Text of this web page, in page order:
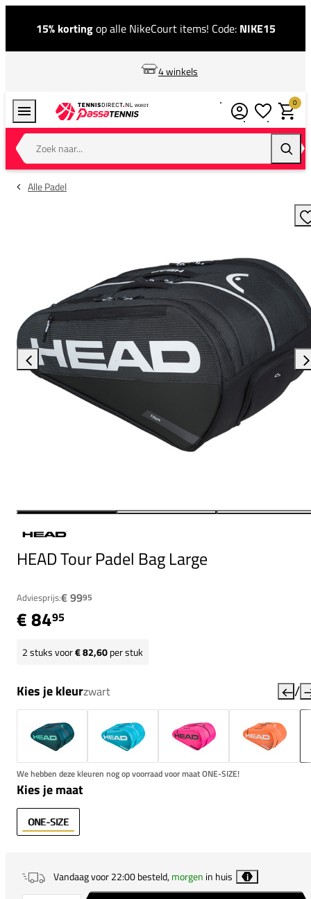
15% kortingop alle NikeCourt items! Code: NIKE15
4 winkels
Zoek naar...
0
Alle Padel
HEAD Tour Padel Bag Large
Adviesprijs:€ 9995
€ 8495
2stuks voor€ 82,60per stuk
Kies je kleurzwart /
We hebben deze kleuren nog op voorraad voor maat ONE-SIZE!
Kies je maat
ONE-SIZE
Vandaag voor 22:00 besteld,morgen in huis i